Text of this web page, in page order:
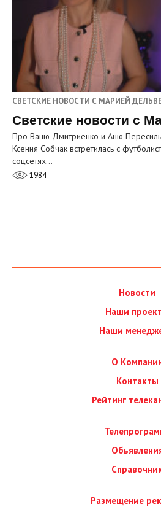
СВЕТСКИЕ НОВОСТИ С МАРИЕЙ
Светские новости с
Про Ваню Дмитриенко и Аню
Ксения Собчак встретилась с
соцсетях…
1984
Новости
Наши
Наши
О
Контакты
Рейтинг
Размещение